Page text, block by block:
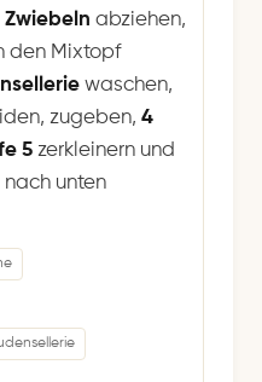
Zwiebeln abziehen,
den Mixtopf
waschen,
zugeben, 4
5 zerkleinern und
unten